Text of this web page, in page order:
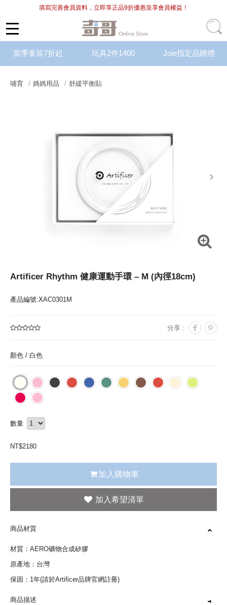
填寫完善會員資料，立即享正品9折優惠並享會員權益！
當季童裝7折起 玩具2件1400 Joie指定品贈禮
哺育 媽媽用品 舒緩平衡貼
next
Artificer Rhythm 健康運動手環 – M (內徑18cm)
產品編號:XAC0301M
分享 :
顏色 / 白色
數量
NT$2180
加入購物車
商品材質
材質：AERO礦物合成矽膠
原產地：台灣
保固：1年(請於Artificer品牌官網註冊)
商品描述